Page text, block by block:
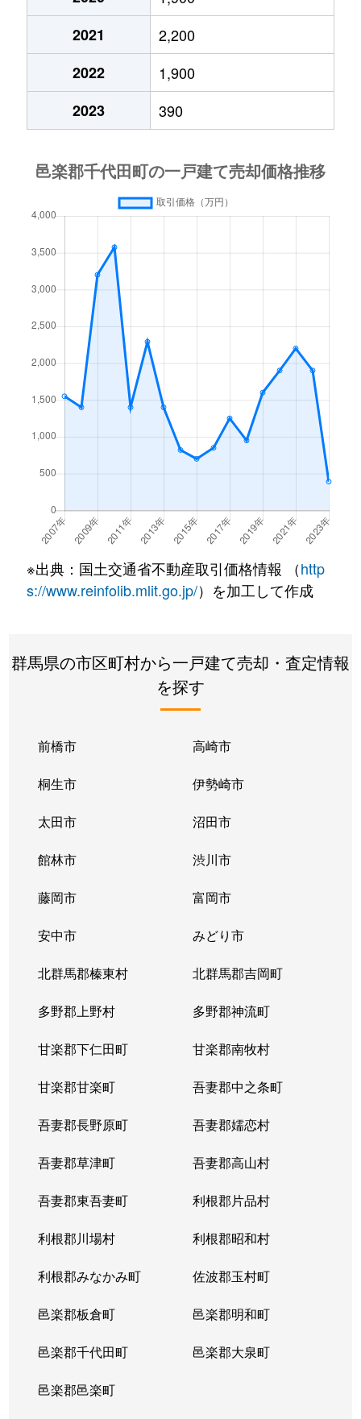
2021
2,200
2022
1,900
2023
390
※出典：国土交通省不動産取引価格情報 （http
s://www.reinfolib.mlit.go.jp/）を加工して作成
群馬県の市区町村から一戸建て売却・査定情報
を探す
前橋市 高崎市
桐生市 伊勢崎市
太田市 沼田市
館林市 渋川市
藤岡市 富岡市
安中市 みどり市
北群馬郡榛東村 北群馬郡吉岡町
多野郡上野村 多野郡神流町
甘楽郡下仁田町 甘楽郡南牧村
甘楽郡甘楽町 吾妻郡中之条町
吾妻郡長野原町 吾妻郡嬬恋村
吾妻郡草津町 吾妻郡高山村
吾妻郡東吾妻町 利根郡片品村
利根郡川場村 利根郡昭和村
利根郡みなかみ町 佐波郡玉村町
邑楽郡板倉町 邑楽郡明和町
邑楽郡千代田町 邑楽郡大泉町
邑楽郡邑楽町